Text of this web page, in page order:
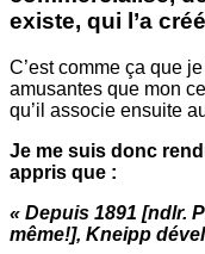
existe, qui l’a
C’est comme ça que
amusantes que mon
qu’il associe ensuite
Je me suis donc
appris que :
« Depuis 1891 [ndlr.
même!], Kneipp